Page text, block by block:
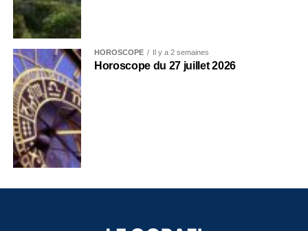
HOROSCOPE Il y a 2 semaines
Horoscope du 27 juillet 2026